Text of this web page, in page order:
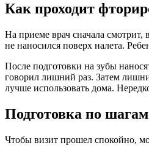
Как проходит
На приеме врач сначала смотрит,
не наносился поверх налета.
После подготовки на зубы
говорил лишний раз. Затем
лучше использовать дома.
Подготовка по шагам
Чтобы визит прошел спокойно,